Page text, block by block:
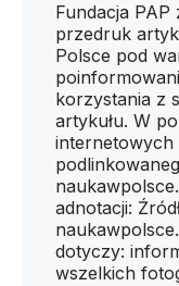
Fundacja PAP
przedruk
Polsce pod
korzystania z
artykułu. W
internetowych
adnotacji:
dotyczy:
wszelkich